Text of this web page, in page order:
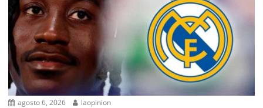
agosto 6, 2026 laopinion